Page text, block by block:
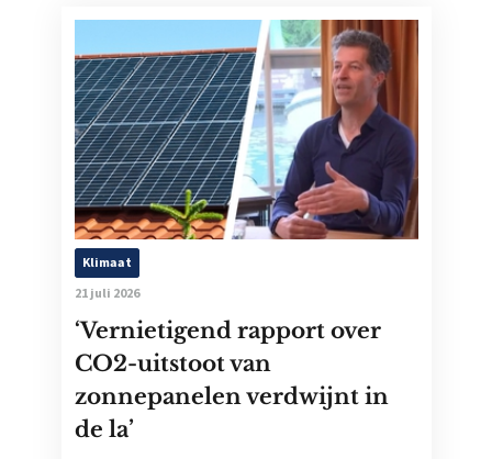
Klimaat
21 juli 2026
‘Vernietigend rapport over
CO2-uitstoot van
zonnepanelen verdwijnt in
de la’